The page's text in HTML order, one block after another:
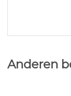
Anderen